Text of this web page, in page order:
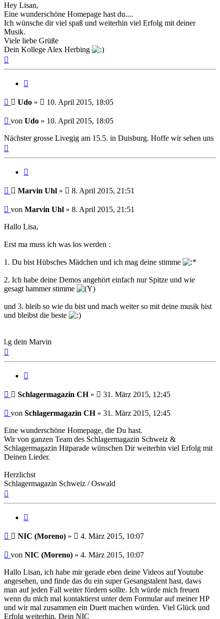
Hey Lisan,
Eine wunderschöne Homepage hast du....
Ich wünsche dir viel spaß und weiterhin viel Erfolg mit deiner
Musik.
Viele liebe Grüße
Dein Kollege Alex Herbing
Beitrag
Udo »
10. April 2015, 18:05
Beitrag
von Udo » 10. April 2015, 18:05
Nächster grosse Livegig am 15.5. in Duisburg. Hoffe wir sehen uns
Beitrag
Marvin Uhl »
8. April 2015, 21:51
Beitrag
von Marvin Uhl » 8. April 2015, 21:51
Hallo Lisa,
Erst ma muss ich was los werden :
1. Du bist Hübsches Mädchen und ich mag deine stimme
2. Ich habe deine Demos angehört einfach nur Spitze und wie
gesagt hammer stimme
und 3. bleib so wie du bist und mach weiter so mit deine musik bist
und bleibst die beste
l.g dein Marvin
Beitrag
Schlagermagazin CH»
31. März 2015, 12:45
Beitrag
von Schlagermagazin CH» 31. März 2015, 12:45
Eine wunderschöne Homepage, die Du hast.
Wir von ganzen Team des Schlagermagazin Schweiz &
Schlagermagazin Hitparade wünschen Dir weiterhin viel Erfolg mit
Deinen Lieder.
Herzlichst
Schlagermagazin Schweiz / Oswald
Beitrag
NIC (Moreno) »
4. März 2015, 10:07
Beitrag
von NIC (Moreno) » 4. März 2015, 10:07
Hallo Lisan, ich habe mir gerade eben deine Videos auf Youtube
angesehen, und finde das du ein super Gesangstalent hast, daws
man auf jeden Fall weiter fördern sollte. Ich würde mich freuen
wenn du mich mal kontaktierst unter dem Formular auf meiner HP
und wir mal zusammen ein Duett machen würden. Viel Glück und
Erfolg weiterhin. Dein NIC